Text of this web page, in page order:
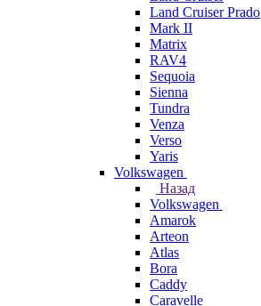
Land Cruiser Prado
Mark II
Matrix
RAV4
Sequoia
Sienna
Tundra
Venza
Verso
Yaris
Volkswagen
Назад
Volkswagen
Amarok
Arteon
Atlas
Bora
Caddy
Caravelle